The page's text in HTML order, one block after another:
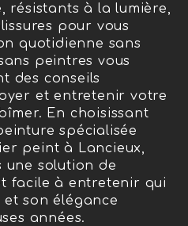
résistants à la lumière,
pour vous
quotidienne sans
peintres vous
des conseils
et entretenir votre
En choisissant
spécialisée
peint à Lancieux,
une solution de
facile à entretenir qui
son élégance
années.